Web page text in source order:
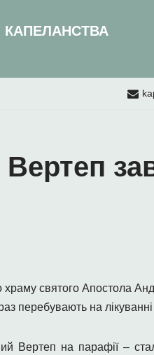
КАПЕЛАНСТВА
храму святого Апостола
перебувають на
Вертеп на парафії –